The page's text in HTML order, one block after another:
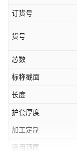
订货号
货号
芯数
标称截面
长度
护套厚度
加工定制
适用范围